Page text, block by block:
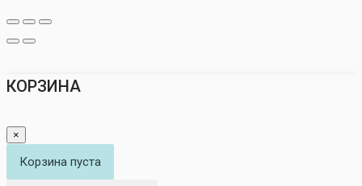
КОРЗИНА
×
Корзина пуста